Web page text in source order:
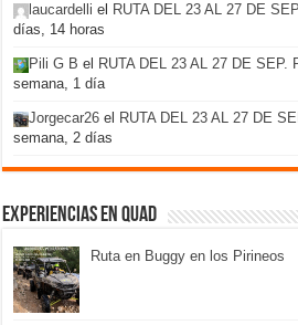
laucardelli el RUTA DEL 23 AL 27 DE
días, 14 horas
Pili G B el RUTA DEL 23 AL 27 DE SEP.
semana, 1 día
Jorgecar26 el RUTA DEL 23 AL 27 DE
semana, 2 días
Experiencias en Quad
Ruta en Buggy en los Pirineos